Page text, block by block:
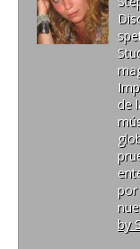
de
by